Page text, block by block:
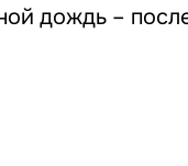
дождь –